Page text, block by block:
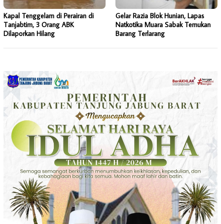
Kapal Tenggelam di Perairan di
Tanjabtim, 3 Orang ABK
Dilaporkan Hilang
Gelar Razia Blok Hunian, Lapas
Natkotika Muara Sabak Temukan
Barang Terlarang